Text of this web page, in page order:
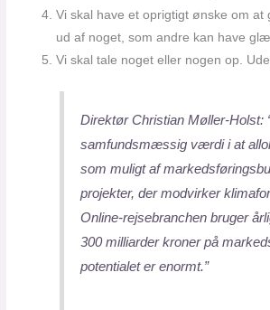
Vi skal have et oprigtigt ønske om at
ud af noget, som andre kan have
Vi skal tale noget eller nogen op.
Direktør Christian Møller-Holst:
samfundsmæssig værdi i at
som muligt af
projekter, der modvirker
Online-rejsebranchen bruger
300 milliarder kroner på
potentialet er enormt.”